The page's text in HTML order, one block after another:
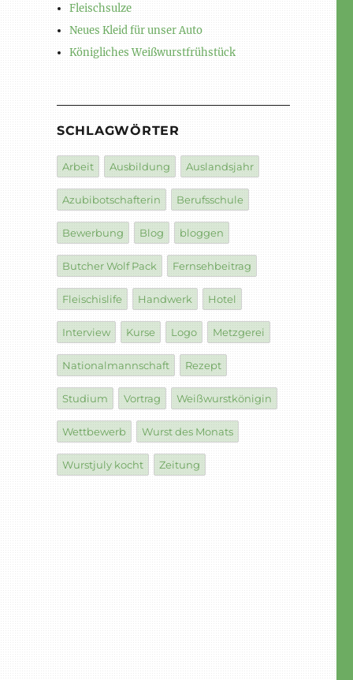
Fleischsulze
Neues Kleid für unser Auto
Königliches Weißwurstfrühstück
SCHLAGWÖRTER
Arbeit Ausbildung Auslandsjahr
Azubibotschafterin Berufsschule
Bewerbung Blog bloggen
Butcher Wolf Pack Fernsehbeitrag
Fleischislife Handwerk Hotel
Interview Kurse Logo Metzgerei
Nationalmannschaft Rezept
Studium Vortrag Weißwurstkönigin
Wettbewerb Wurst des Monats
Wurstjuly kocht Zeitung